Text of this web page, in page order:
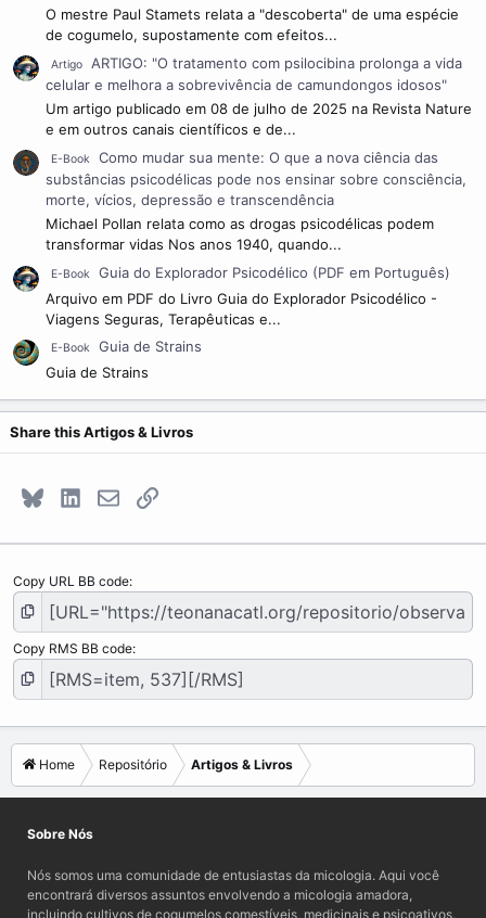
O mestre Paul Stamets relata a "descoberta" de uma espécie
de cogumelo, supostamente com efeitos...
Artigo
ARTIGO: "O tratamento com psilocibina prolonga a vida
celular e melhora a sobrevivência de camundongos idosos"
Um artigo publicado em 08 de julho de 2025 na Revista Nature
e em outros canais científicos e de...
E-Book
Como mudar sua mente: O que a nova ciência das
substâncias psicodélicas pode nos ensinar sobre consciência,
morte, vícios, depressão e transcendência
Michael Pollan relata como as drogas psicodélicas podem
transformar vidas Nos anos 1940, quando...
E-Book
Guia do Explorador Psicodélico (PDF em Português)
Arquivo em PDF do Livro Guia do Explorador Psicodélico -
Viagens Seguras, Terapêuticas e...
E-Book
Guia de Strains
Guia de Strains
Share this Artigos & Livros
Bluesky LinkedInE-mailLink
Copy URL BB code
Copy RMS BB code
Home Repositório Artigos & Livros
Sobre Nós
Nós somos uma comunidade de entusiastas da micologia. Aqui você
encontrará diversos assuntos envolvendo a micologia amadora,
incluindo cultivos de cogumelos comestíveis, medicinais e psicoativos,